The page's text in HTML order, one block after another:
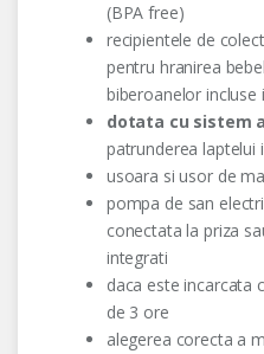
(BPA free)
recipientele de
pentru hranirea
biberoanelor incluse
dotata cu sistem
patrunderea laptelui
usoara si usor de
pompa de san
conectata la priza
integrati
daca este incarcata
de 3 ore
alegerea corecta a